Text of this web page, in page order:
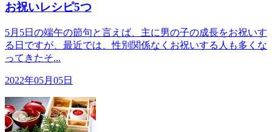
お祝いレシピ5つ
5月5日の端午の節句と言えば、主に男の子の成長をお祝いす
る日ですが、最近では、性別関係なくお祝いする人も多くな
ってきたそ...
2022年05月05日